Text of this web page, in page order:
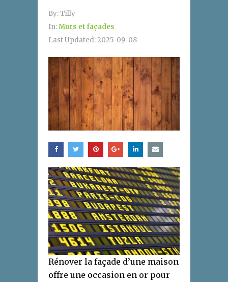
By:Tilly
In:Murs et façades
Last Updated:2025-09-08
Rénover la façade d’une maison
offre une occasion en or pour